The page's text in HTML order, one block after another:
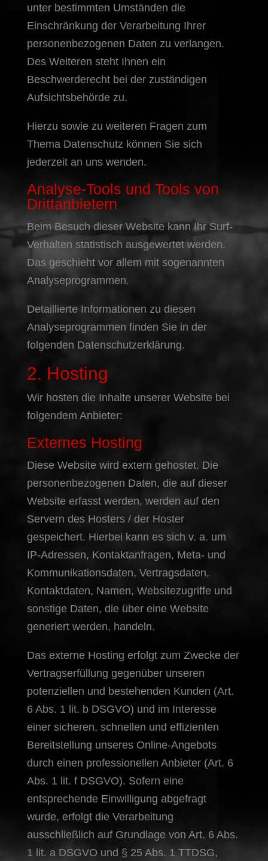
unter bestimmten Umständen die
Einschränkung der Verarbeitung Ihrer
personenbezogenen Daten zu verlangen.
Des Weiteren steht Ihnen ein
Beschwerderecht bei der zuständigen
Aufsichtsbehörde zu.
Hierzu sowie zu weiteren Fragen zum
Thema Datenschutz können Sie sich
jederzeit an uns wenden.
Analyse-Tools und Tools von
Dritt­anbietern
Beim Besuch dieser Website kann Ihr Surf-
Verhalten statistisch ausgewertet werden.
Das geschieht vor allem mit sogenannten
Analyseprogrammen.
Detaillierte Informationen zu diesen
Analyseprogrammen finden Sie in der
folgenden Datenschutzerklärung.
2. Hosting
Wir hosten die Inhalte unserer Website bei
folgendem Anbieter:
Externes Hosting
Diese Website wird extern gehostet. Die
personenbezogenen Daten, die auf dieser
Website erfasst werden, werden auf den
Servern des Hosters / der Hoster
gespeichert. Hierbei kann es sich v. a. um
IP-Adressen, Kontaktanfragen, Meta- und
Kommunikationsdaten, Vertragsdaten,
Kontaktdaten, Namen, Websitezugriffe und
sonstige Daten, die über eine Website
generiert werden, handeln.
Das externe Hosting erfolgt zum Zwecke der
Vertragserfüllung gegenüber unseren
potenziellen und bestehenden Kunden (Art.
6 Abs. 1 lit. b DSGVO) und im Interesse
einer sicheren, schnellen und effizienten
Bereitstellung unseres Online-Angebots
durch einen professionellen Anbieter (Art. 6
Abs. 1 lit. f DSGVO). Sofern eine
entsprechende Einwilligung abgefragt
wurde, erfolgt die Verarbeitung
ausschließlich auf Grundlage von Art. 6 Abs.
1 lit. a DSGVO und § 25 Abs. 1 TTDSG,